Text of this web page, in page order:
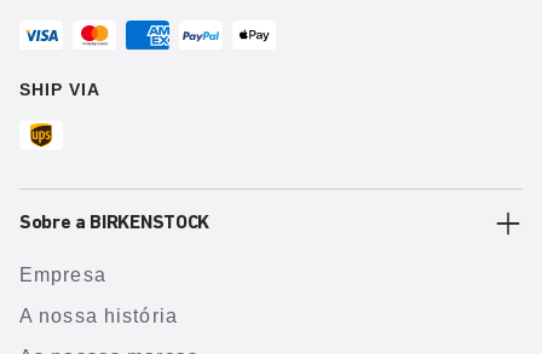
SHIP VIA
Sobre a BIRKENSTOCK
Empresa
A nossa história